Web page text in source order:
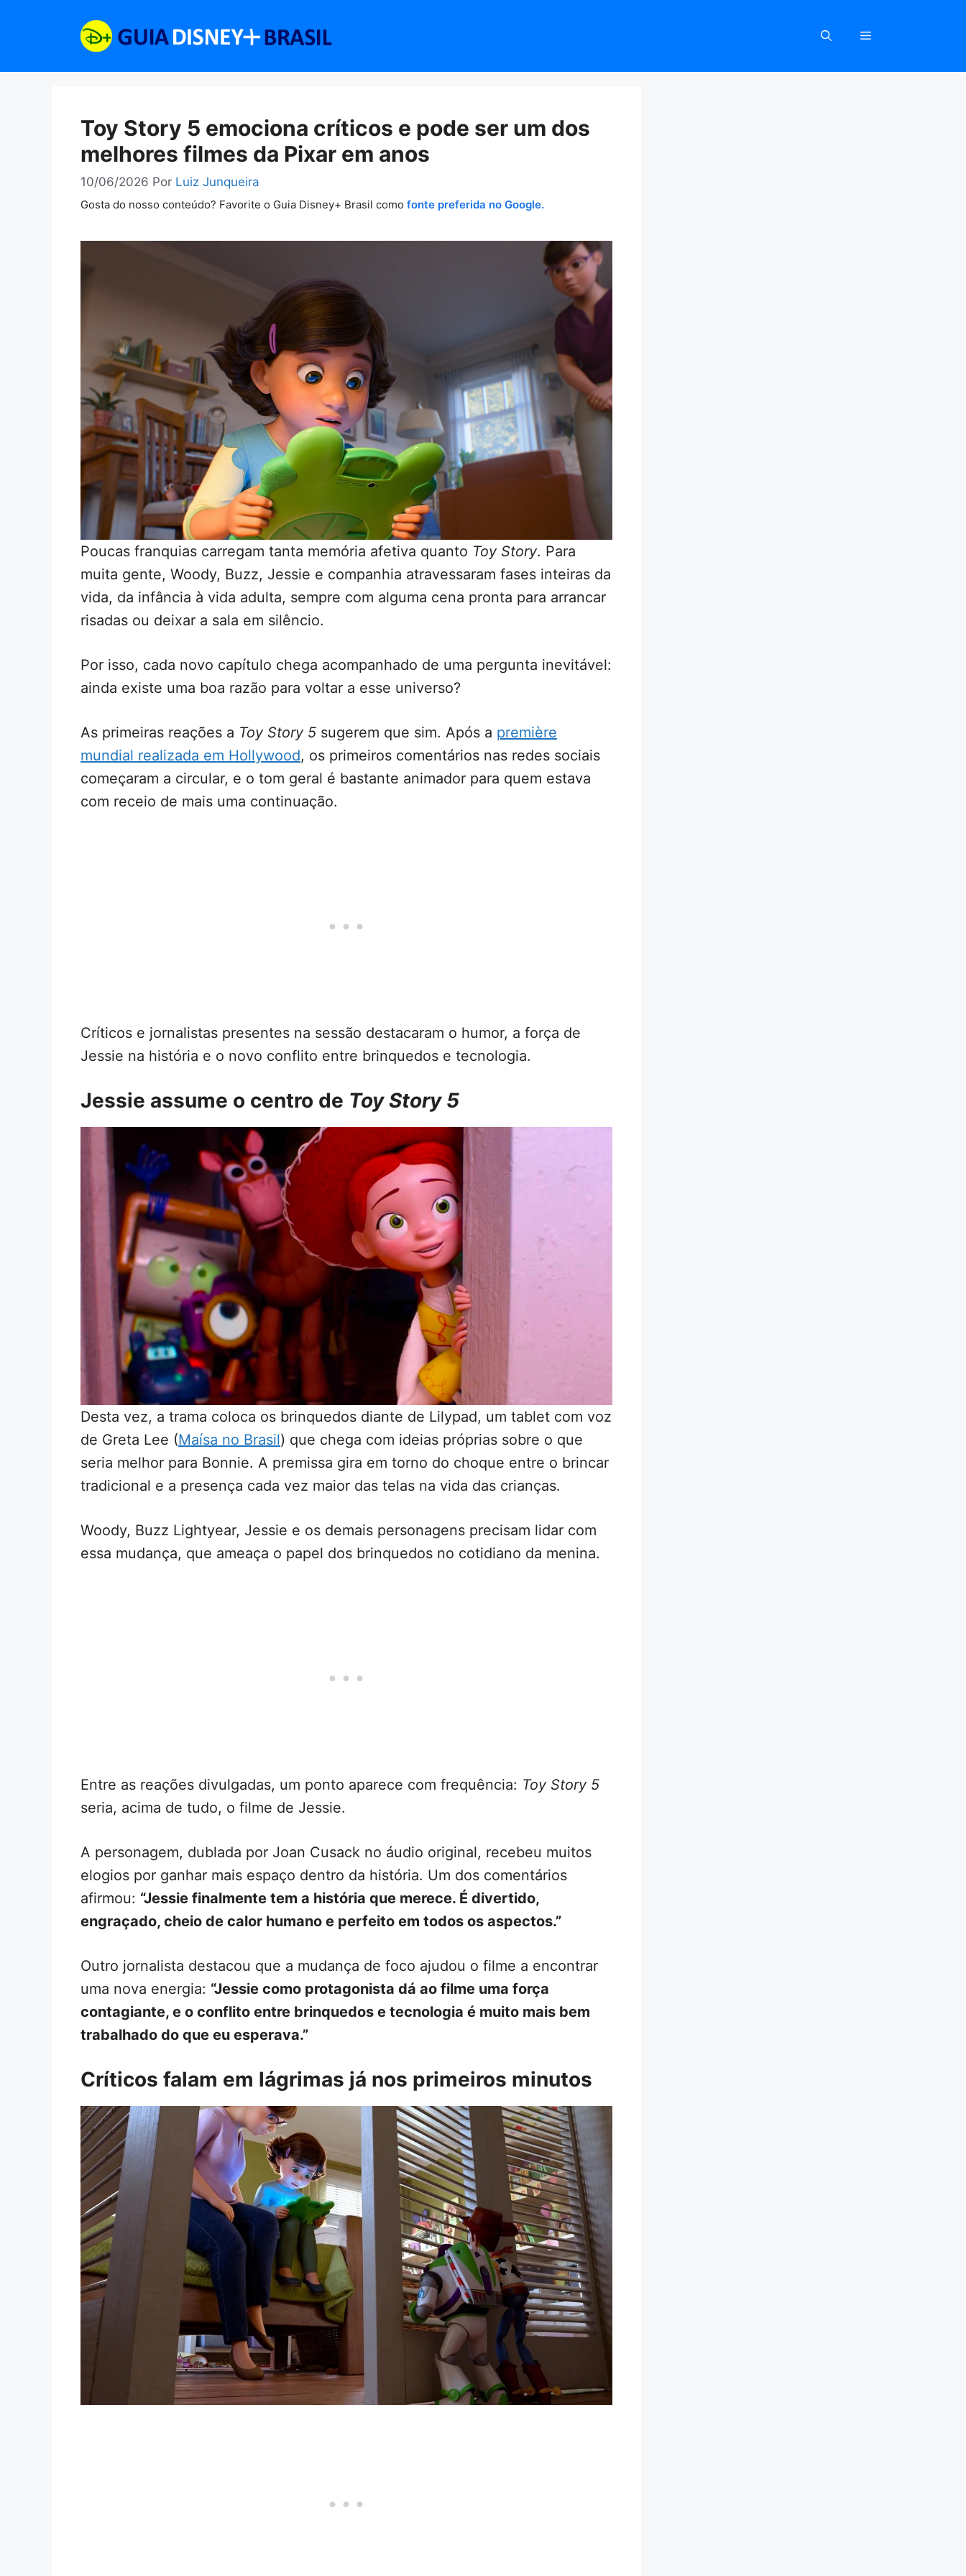
Toy Story 5 emociona críticos e pode ser um dos
melhores filmes da Pixar em anos
10/06/2026 Por Luiz Junqueira
Gosta do nosso conteúdo? Favorite o Guia Disney+ Brasil como fonte preferida no Google.
Poucas franquias carregam tanta memória afetiva quanto Toy Story. Para
muita gente, Woody, Buzz, Jessie e companhia atravessaram fases inteiras da
vida, da infância à vida adulta, sempre com alguma cena pronta para arrancar
risadas ou deixar a sala em silêncio.
Por isso, cada novo capítulo chega acompanhado de uma pergunta inevitável:
ainda existe uma boa razão para voltar a esse universo?
As primeiras reações a Toy Story 5 sugerem que sim. Após a première
mundial realizada em Hollywood, os primeiros comentários nas redes sociais
começaram a circular, e o tom geral é bastante animador para quem estava
com receio de mais uma continuação.
Críticos e jornalistas presentes na sessão destacaram o humor, a força de
Jessie na história e o novo conflito entre brinquedos e tecnologia.
Jessie assume o centro de Toy Story 5
Desta vez, a trama coloca os brinquedos diante de Lilypad, um tablet com voz
de Greta Lee (Maísa no Brasil) que chega com ideias próprias sobre o que
seria melhor para Bonnie. A premissa gira em torno do choque entre o brincar
tradicional e a presença cada vez maior das telas na vida das crianças.
Woody, Buzz Lightyear, Jessie e os demais personagens precisam lidar com
essa mudança, que ameaça o papel dos brinquedos no cotidiano da menina.
Entre as reações divulgadas, um ponto aparece com frequência: Toy Story 5
seria, acima de tudo, o filme de Jessie.
A personagem, dublada por Joan Cusack no áudio original, recebeu muitos
elogios por ganhar mais espaço dentro da história. Um dos comentários
afirmou: “Jessie finalmente tem a história que merece. É divertido,
engraçado, cheio de calor humano e perfeito em todos os aspectos.”
Outro jornalista destacou que a mudança de foco ajudou o filme a encontrar
uma nova energia: “Jessie como protagonista dá ao filme uma força
contagiante, e o conflito entre brinquedos e tecnologia é muito mais bem
trabalhado do que eu esperava.”
Críticos falam em lágrimas já nos primeiros minutos